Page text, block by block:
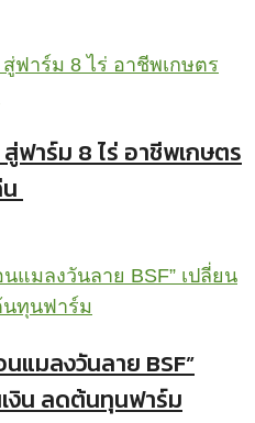
ฟาร์ม 8 ไร่ อาชีพเกษตร
นแมลงวันลาย BSF”
เงิน ลดต้นทุนฟาร์ม